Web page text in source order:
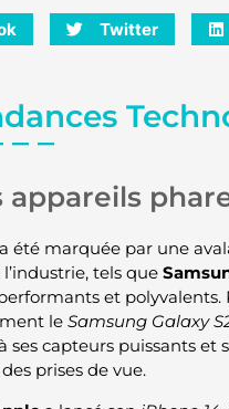
Twitter
appareils
a été marquée par une
tels que
et
le Samsung Galaxy
ses capteurs puissants et
prises de vue.